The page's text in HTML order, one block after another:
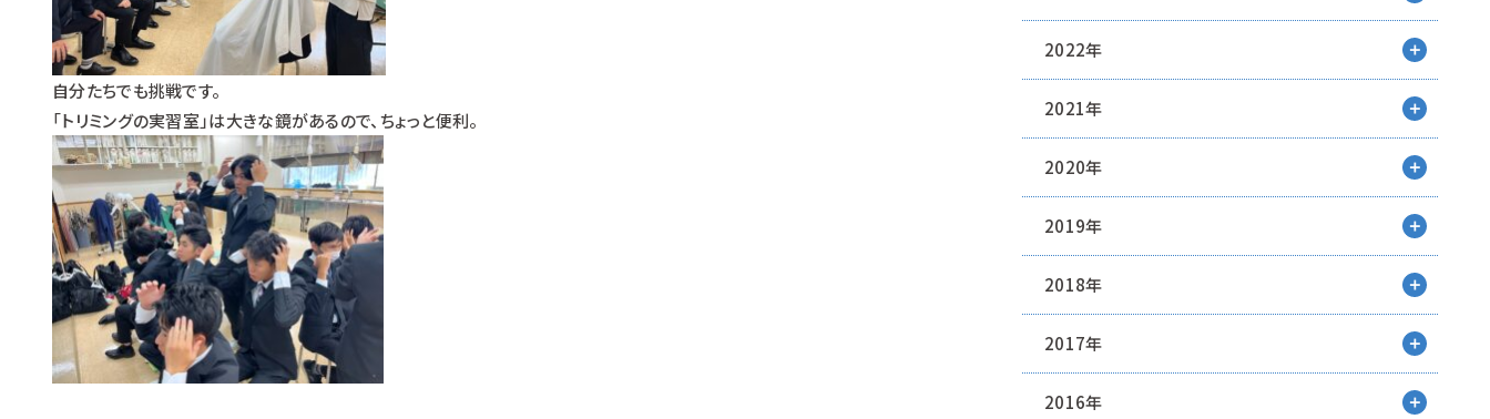
自分たちでも挑戦です。
「トリミングの実習室」は大きな鏡があるので、ちょっと便利。
2022年
2021年
2020年
2019年
2018年
2017年
2016年